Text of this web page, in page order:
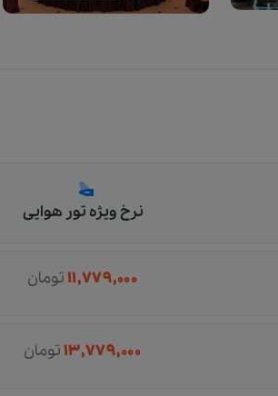
نرخ ویژه تور هوایی
۱۱,۷۷۹,۰۰۰تومان
۱۳,۷۷۹,۰۰۰تومان